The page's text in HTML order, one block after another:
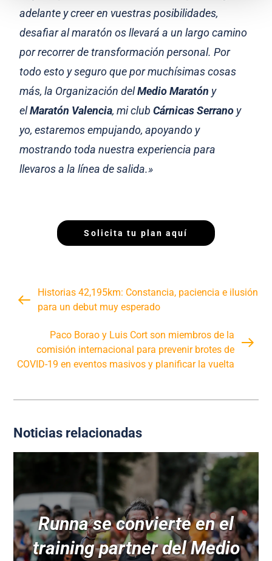
adelante y creer en vuestras posibilidades,
desafiar al maratón os llevará a un largo camino
por recorrer de transformación personal. Por
todo esto y seguro que por muchísimas cosas
más, la Organización delMedio Maratón y
elMaratón Valencia, mi clubCárnicas Serrano y
yo, estaremos empujando, apoyando y
mostrando toda nuestra experiencia para
llevaros a la línea de salida.»
Solicita tu plan aquí
Historias 42,195km: Constancia, paciencia e ilusión
para un debut muy esperado
Paco Borao y Luis Cort son miembros de la
comisión internacional para prevenir brotes de
COVID-19 en eventos masivos y planificar la vuelta
Noticias relacionadas
Runna se convierte en el
training partner del Medio